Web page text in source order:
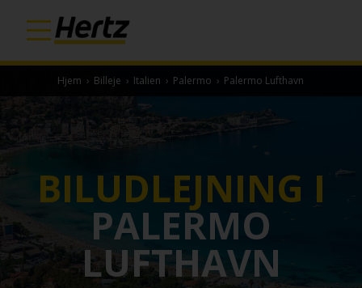
Hjem › Billeje › Italien › Palermo › Palermo Lufthavn
BILUDLEJNING I
PALERMO
LUFTHAVN